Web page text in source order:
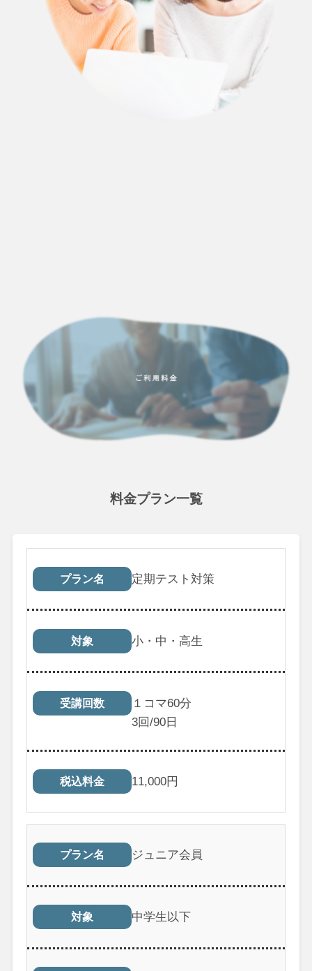
料金プラン一覧
プラン名 対象 受講回数
プラン名 定期テスト対策
対象 小・中・高生
受講回数
１コマ60分
3回/90日
税込料金 11,000円
プラン名 ジュニア会員
対象 中学生以下